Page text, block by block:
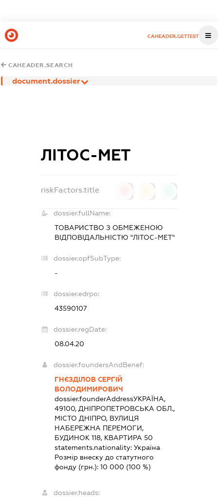
CAHEADER.GETTEST
CAHEADER.SEARCH
document.dossier
ЛІТОС-МЕТ
riskFactors.title
dossier.fullName:
ТОВАРИСТВО З ОБМЕЖЕНОЮ
ВІДПОВІДАЛЬНІСТЮ "ЛІТОС-МЕТ"
dossier.opfSubType:
-
dossier.edrpo:
43590107
dossier.regDate:
08.04.20
dossier.foundersAndBenef:
ГНЄЗДІЛОВ СЕРГІЙ
ВОЛОДИМИРОВИЧ
dossier.founderAddressУКРАЇНА,
49100, ДНІПРОПЕТРОВСЬКА ОБЛ.,
МІСТО ДНІПРО, ВУЛИЦЯ
НАБЕРЕЖНА ПЕРЕМОГИ,
БУДИНОК 118, КВАРТИРА 50
statements.nationality: Україна
Розмір внеску до статутного
фонду (грн.): 10 000 (100 %)
dossier.heads: